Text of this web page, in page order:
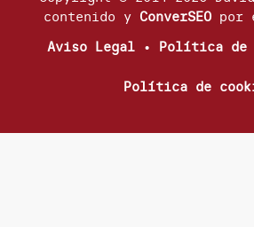
contenido y ConverSEOpor
Aviso Legal • Política de
Política de